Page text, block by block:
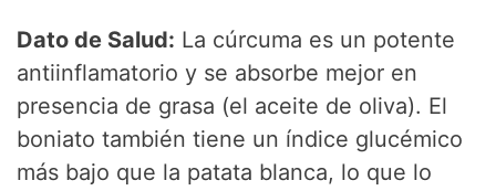
Dato de Salud: La cúrcuma es un potente
antiinflamatorio y se absorbe mejor en
presencia de grasa (el aceite de oliva). El
boniato también tiene un índice glucémico
más bajo que la patata blanca, lo que lo